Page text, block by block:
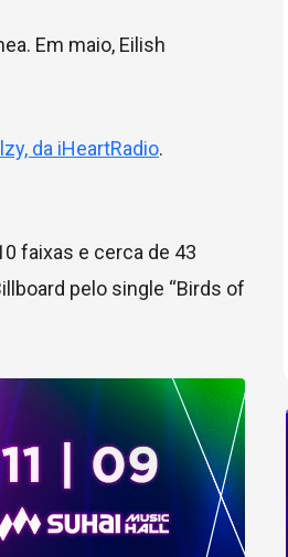
Em maio, Eilish
da iHeartRadio.
faixas e cerca de 43
pelo single “Birds of